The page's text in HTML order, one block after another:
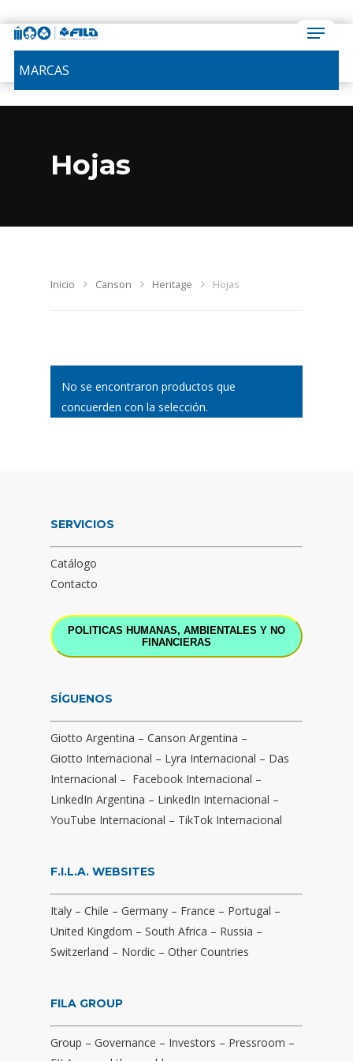
MARCAS
Hojas
Inicio Canson Heritage Hojas
No se encontraron productos que
concuerden con la selección.
SERVICIOS
Catálogo
Contacto
POLITICAS HUMANAS, AMBIENTALES Y NO
FINANCIERAS
SÍGUENOS
Giotto Argentina – Canson Argentina –
Giotto Internacional – Lyra Internacional – Das
Internacional – Facebook Internacional –
LinkedIn Argentina – LinkedIn Internacional –
YouTube Internacional – TikTok Internacional
F.I.L.A. WEBSITES
Italy – Chile – Germany – France – Portugal –
United Kingdom – South Africa – Russia –
Switzerland – Nordic – Other Countries
FILA GROUP
Group – Governance – Investors – Pressroom –